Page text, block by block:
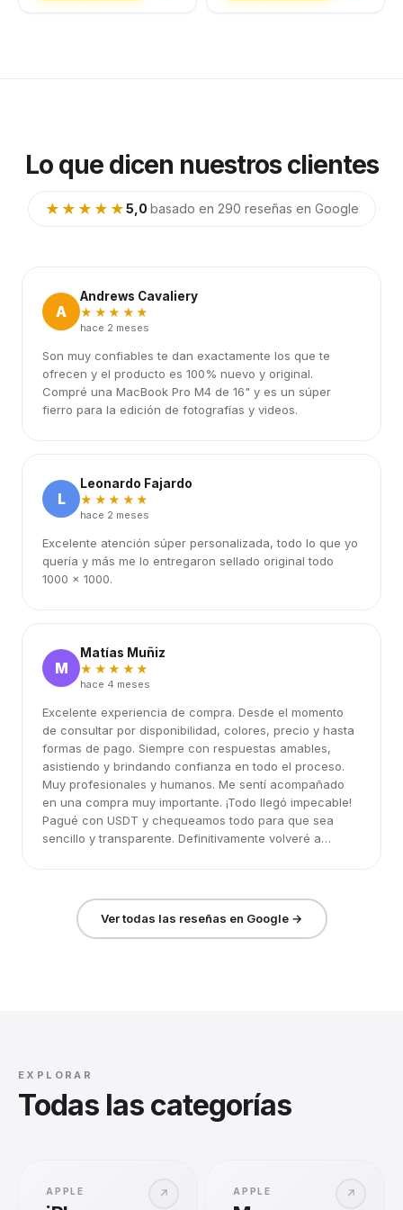
Lo que dicen nuestros clientes
★★★★★5,0·basado en 290 reseñas en Google
A
Andrews Cavaliery
★★★★★
hace 2 meses
Son muy confiables te dan exactamente los que te
ofrecen y el producto es 100% nuevo y original.
Compré una MacBook Pro M4 de 16" y es un súper
fierro para la edición de fotografías y videos.
L
Leonardo Fajardo
★★★★★
hace 2 meses
Excelente atención súper personalizada, todo lo que yo
quería y más me lo entregaron sellado original todo
1000 x 1000.
M
Matías Muñiz
★★★★★
hace 4 meses
Excelente experiencia de compra. Desde el momento
de consultar por disponibilidad, colores, precio y hasta
formas de pago. Siempre con respuestas amables,
asistiendo y brindando confianza en todo el proceso.
Muy profesionales y humanos. Me sentí acompañado
en una compra muy importante. ¡Todo llegó impecable!
Pagué con USDT y chequeamos todo para que sea
sencillo y transparente. Definitivamente volveré a
Ver todas las reseñas en Google →
EXPLORAR
Todas las categorías
↗
APPLE ↗
APPLE